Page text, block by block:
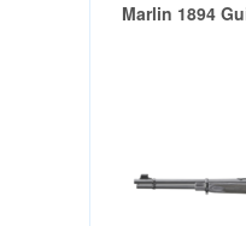
Marlin 1894